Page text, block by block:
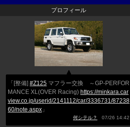
プロフィール
「[整備] #Z125 マフラー交換 ～GP-PERFOR
MANCE XL(OVER Racing) https://minkara.car
view.co.jp/userid/2141112/car/3336731/87238
60/note.aspx 」
何シテル？ 07/26 14:42